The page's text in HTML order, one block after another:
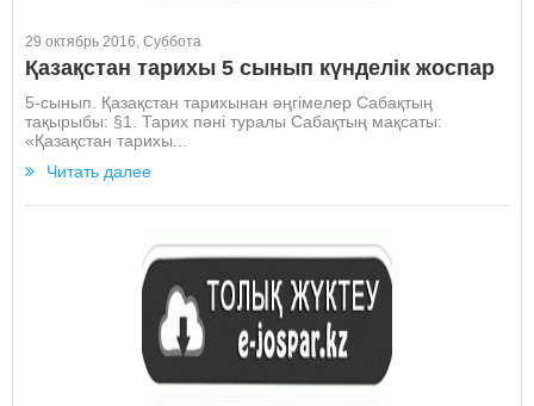
29 октябрь 2016, Суббота
Қазақстан тарихы 5 сынып күнделік жоспар
5-сынып. Қазақстан тарихынан әңгімелер Сабақтың
тақырыбы: §1. Тарих пәні туралы Сабақтың мақсаты:
«Қазақстан тарихы...
Читать далее